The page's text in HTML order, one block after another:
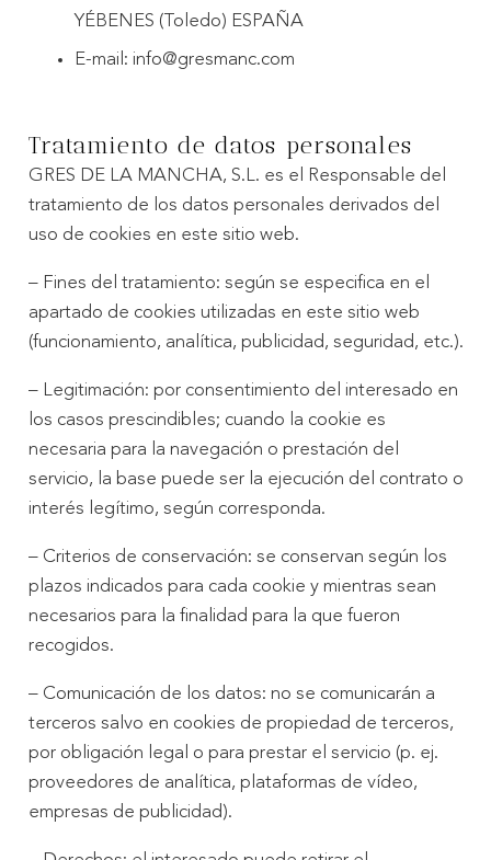
YÉBENES (Toledo) ESPAÑA
E-mail: info@gresmanc.com
Tratamiento de datos personales
GRES DE LA MANCHA, S.L. es el Responsable del
tratamiento de los datos personales derivados del
uso de cookies en este sitio web.
– Fines del tratamiento: según se especifica en el
apartado de cookies utilizadas en este sitio web
(funcionamiento, analítica, publicidad, seguridad, etc.).
– Legitimación: por consentimiento del interesado en
los casos prescindibles; cuando la cookie es
necesaria para la navegación o prestación del
servicio, la base puede ser la ejecución del contrato o
interés legítimo, según corresponda.
– Criterios de conservación: se conservan según los
plazos indicados para cada cookie y mientras sean
necesarios para la finalidad para la que fueron
recogidos.
– Comunicación de los datos: no se comunicarán a
terceros salvo en cookies de propiedad de terceros,
por obligación legal o para prestar el servicio (p. ej.
proveedores de analítica, plataformas de vídeo,
empresas de publicidad).